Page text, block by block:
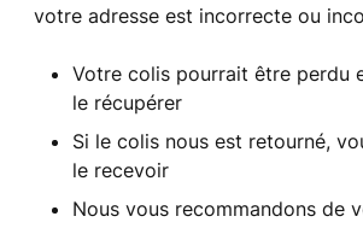
votre adresse est incorrecte ou
Votre colis pourrait être perdu
le récupérer
Si le colis nous est retourné,
le recevoir
Nous vous recommandons de